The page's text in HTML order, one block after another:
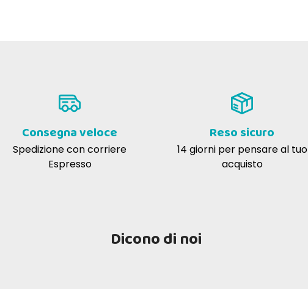
cominciato a usarlo. La linea Orme
naturali ha sempre prodotti validi
Consegna veloce
Spedizione con corriere
Espresso
Reso sicuro
14 giorni per pensare al tuo
acquisto
Dicono di noi